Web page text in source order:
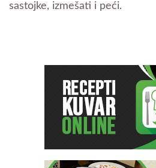
sastojke, izmešati i peći.